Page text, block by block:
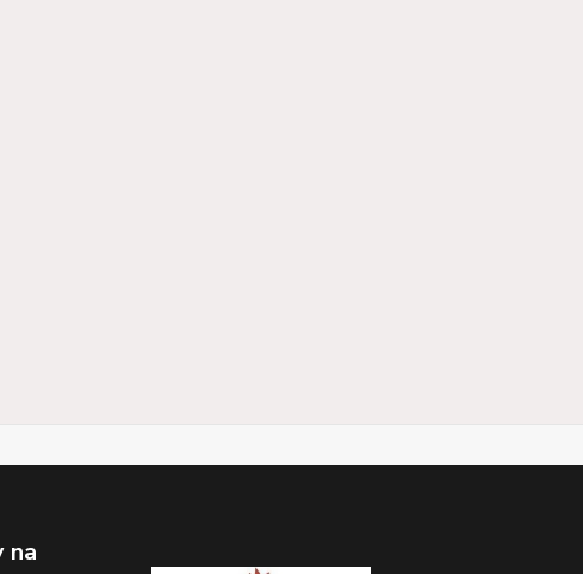
na